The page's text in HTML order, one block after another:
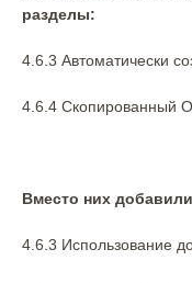
разделы:
4.6.3 Автоматически
4.6.4 Скопированный
Вместо них
4.6.3 Использование